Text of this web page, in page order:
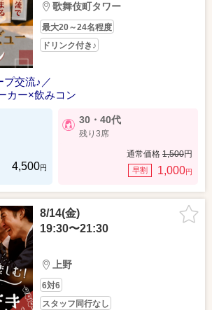
歌舞伎町タワー
最大20～24名程度
ドリンク付き♪
プ交流♪／
カー×飲みコン
4,500円
30・40代
残り3席
通常価格 1,500円
早割 1,000円
8/14(金)
19:30〜21:30
上野
6対6
スタッフ同行なし